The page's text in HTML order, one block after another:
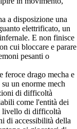
a disposizione una
elettrificato, un
E non finisce
cui bloccare e parare
pesanti o
feroce drago mecha e
un enorme mech
di difficoltà
come l'entità dei
livello di difficoltà
di accessibilità della